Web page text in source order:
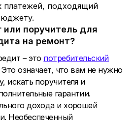
платежей, подходящий
или поручитель для
на ремонт?
– это потребительский
Это означает, что вам не нужно
искать поручителя и
гарантии.
дохода и хорошей
Необеспеченный